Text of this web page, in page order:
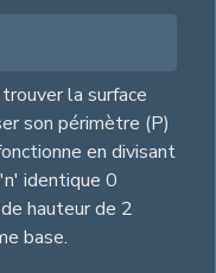
la surface
son périmètre (P)
en divisant
identique 0
hauteur de 2
base.